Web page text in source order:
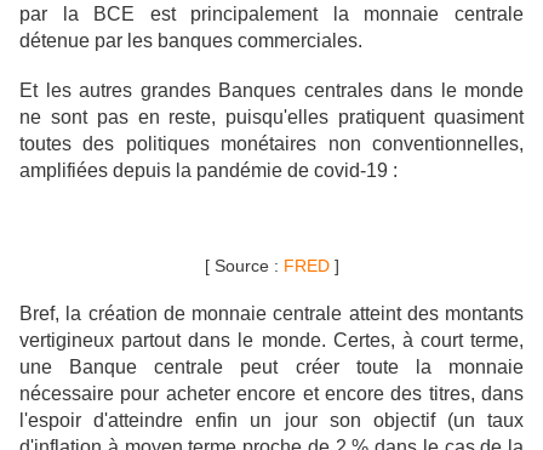
par la BCE est principalement la monnaie centrale
détenue par les banques commerciales.
Et les autres grandes Banques centrales dans le monde
ne sont pas en reste, puisqu'elles pratiquent quasiment
toutes des politiques monétaires non conventionnelles,
amplifiées depuis la pandémie de covid-19 :
[ Source : FRED]
Bref, la création de monnaie centrale atteint des montants
vertigineux partout dans le monde. Certes, à court terme,
une Banque centrale peut créer toute la monnaie
nécessaire pour acheter encore et encore des titres, dans
l'espoir d'atteindre enfin un jour son objectif (un taux